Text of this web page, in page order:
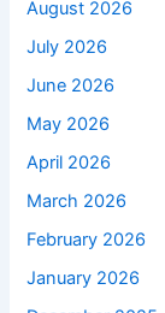
August 2026
July 2026
June 2026
May 2026
April 2026
March 2026
February 2026
January 2026